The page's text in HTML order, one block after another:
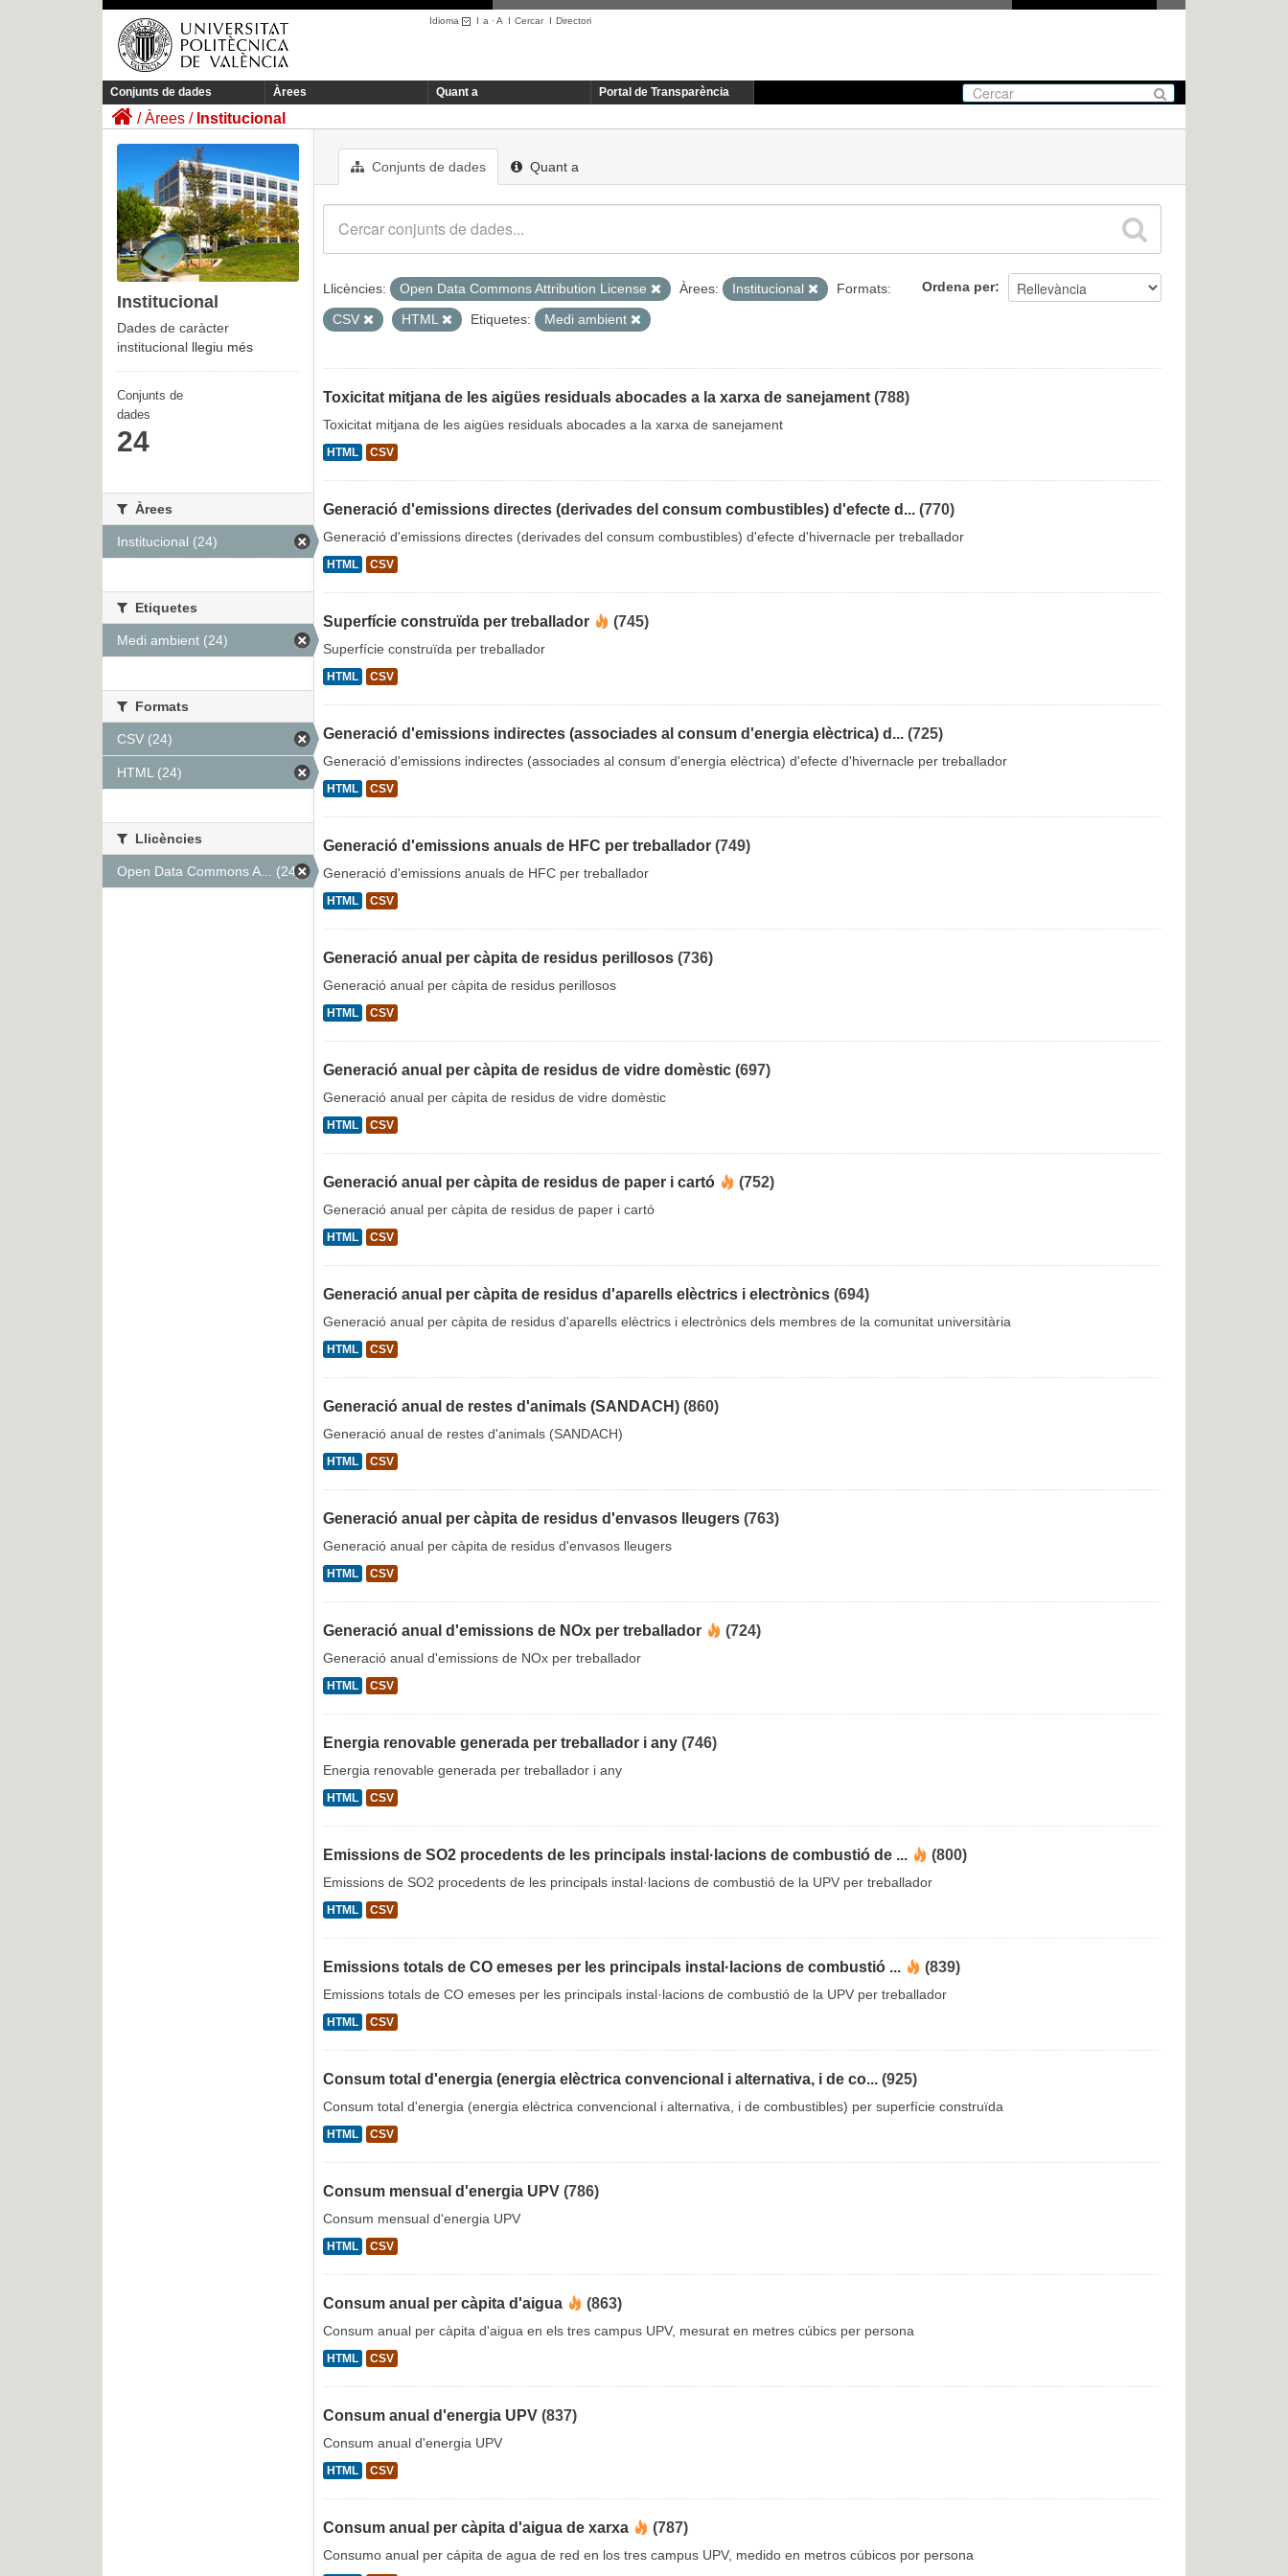
Idioma I a ·A I CercarI Directori
Conjunts de dades Àrees Quant a Portal de Transparència
Àrees Institucional
Conjunts de dades Quant a
Ordena per
Llicències: Open Data Commons Attribution License Àrees: Institucional
Formats:
CSV
HTML Etiquetes: Medi ambient
Toxicitat mitjana de les aigües residuals abocades a la xarxa de sanejament (788)
Toxicitat mitjana de les aigües residuals abocades a la xarxa de sanejament
HTML CSV
Generació d'emissions directes (derivades del consum combustibles) d'efecte d... (770)
Generació d'emissions directes (derivades del consum combustibles) d'efecte d'hivernacle per treballador
HTML CSV
Superfície construïda per treballador (745)
Superfície construïda per treballador
HTML CSV
Generació d'emissions indirectes (associades al consum d'energia elèctrica) d... (725)
Generació d'emissions indirectes (associades al consum d'energia elèctrica) d'efecte d'hivernacle per treballador
HTML CSV
Generació d'emissions anuals de HFC per treballador (749)
Generació d'emissions anuals de HFC per treballador
HTML CSV
Generació anual per càpita de residus perillosos (736)
Generació anual per càpita de residus perillosos
HTML CSV
Generació anual per càpita de residus de vidre domèstic (697)
Generació anual per càpita de residus de vidre domèstic
HTML CSV
Generació anual per càpita de residus de paper i cartó (752)
Generació anual per càpita de residus de paper i cartó
HTML CSV
Generació anual per càpita de residus d'aparells elèctrics i electrònics (694)
Generació anual per càpita de residus d'aparells elèctrics i electrònics dels membres de la comunitat universitària
HTML CSV
Generació anual de restes d'animals (SANDACH) (860)
Generació anual de restes d'animals (SANDACH)
HTML CSV
Generació anual per càpita de residus d'envasos lleugers (763)
Generació anual per càpita de residus d'envasos lleugers
HTML CSV
Generació anual d'emissions de NOx per treballador (724)
Generació anual d'emissions de NOx per treballador
HTML CSV
Energia renovable generada per treballador i any (746)
Energia renovable generada per treballador i any
HTML CSV
Emissions de SO2 procedents de les principals instal·lacions de combustió de ... (800)
Emissions de SO2 procedents de les principals instal·lacions de combustió de la UPV per treballador
HTML CSV
Emissions totals de CO emeses per les principals instal·lacions de combustió ... (839)
Emissions totals de CO emeses per les principals instal·lacions de combustió de la UPV per treballador
HTML CSV
Consum total d'energia (energia elèctrica convencional i alternativa, i de co... (925)
Consum total d'energia (energia elèctrica convencional i alternativa, i de combustibles) per superfície construïda
HTML CSV
Consum mensual d'energia UPV (786)
Consum mensual d'energia UPV
HTML CSV
Consum anual per càpita d'aigua (863)
Consum anual per càpita d'aigua en els tres campus UPV, mesurat en metres cúbics per persona
HTML CSV
Consum anual d'energia UPV (837)
Consum anual d'energia UPV
HTML CSV
Consum anual per càpita d'aigua de xarxa (787)
Consumo anual per cápita de agua de red en los tres campus UPV, medido en metros cúbicos por persona
Institucional
Dades de caràcter
institucional llegiu més
Conjunts de
dades
24
Àrees
Institucional (24)
Etiquetes
Medi ambient (24)
Formats
CSV (24)
HTML (24)
Llicències
Open Data Commons A... (24)